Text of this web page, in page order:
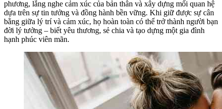
phương, lắng nghe cảm xúc của bản thân và xây dựng mối quan hệ
dựa trên sự tin tưởng và đồng hành bền vững. Khi giữ được sự cân
bằng giữa lý trí và cảm xúc, họ hoàn toàn có thể trở thành người bạn
đời lý tưởng – biết yêu thương, sẻ chia và tạo dựng một gia đình
hạnh phúc viên mãn.